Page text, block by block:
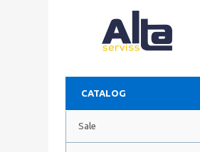
CATALOG
Sale